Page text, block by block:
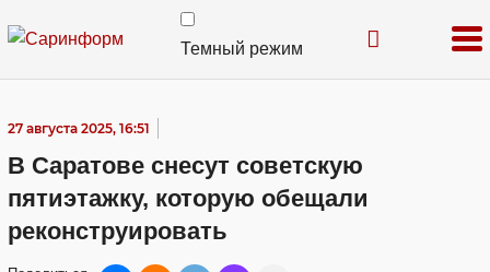
Темный режим
27 августа 2025, 16:51
В Саратове снесут советскую
пятиэтажку, которую обещали
реконструировать